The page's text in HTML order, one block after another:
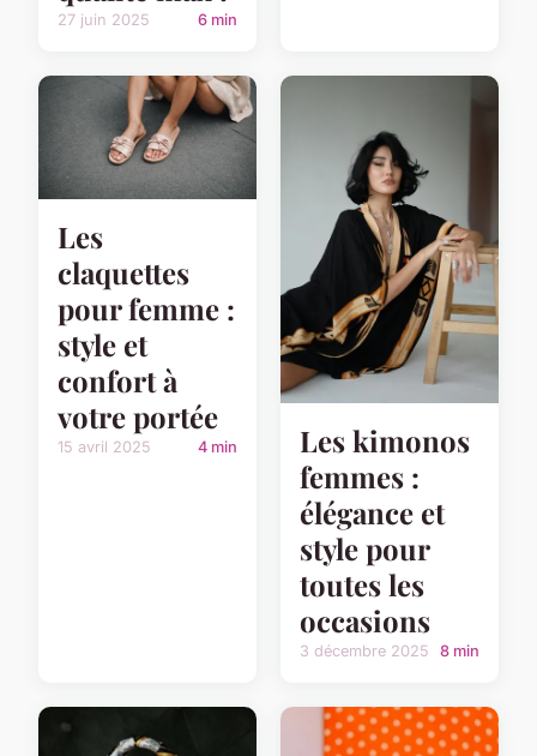
27 juin 2025 6 min
Les
claquettes
pour femme :
style et
confort à
votre portée
15 avril 2025 4 min
Les kimonos
femmes :
élégance et
style pour
toutes les
occasions
3 décembre 2025 8 min